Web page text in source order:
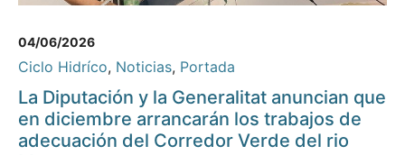
04/06/2026
Ciclo Hidríco, Noticias, Portada
La Diputación y la Generalitat anuncian que
en diciembre arrancarán los trabajos de
adecuación del Corredor Verde del rio